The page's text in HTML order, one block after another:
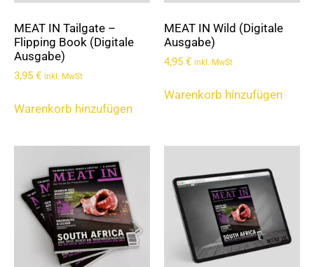
MEAT IN Tailgate –
Flipping Book (Digitale
Ausgabe)
3,95 € inkl. MwSt
Warenkorb hinzufügen
MEAT IN Wild (Digitale
Ausgabe)
4,95 € inkl. MwSt
Warenkorb hinzufügen